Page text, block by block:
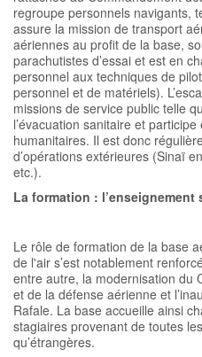
regroupe personnels navigants,
assure la mission de transport
aériennes au profit de la base,
parachutistes d’essai et est en
personnel aux techniques de
personnel et de matériels).
missions de service public telle
l’évacuation sanitaire et
humanitaires. Il est donc
d’opérations extérieures (Sinaï
etc.).
La formation : l’enseignement
Le rôle de formation de la base
de l'air s’est notablement
entre autre, la modernisation du
et de la défense aérienne et
Rafale. La base accueille ainsi
stagiaires provenant de toutes
qu’étrangères.